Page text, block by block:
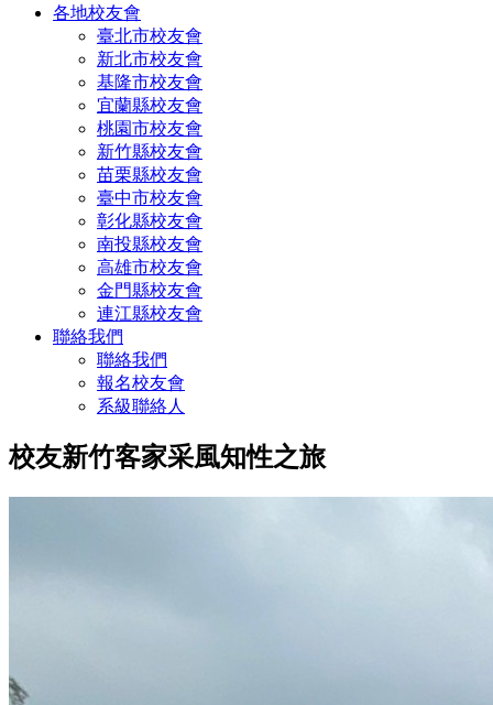
各地校友會
臺北市校友會
新北市校友會
基隆市校友會
宜蘭縣校友會
桃園市校友會
新竹縣校友會
苗栗縣校友會
臺中市校友會
彰化縣校友會
南投縣校友會
高雄市校友會
金門縣校友會
連江縣校友會
聯絡我們
聯絡我們
報名校友會
系級聯絡人
校友新竹客家采風知性之旅